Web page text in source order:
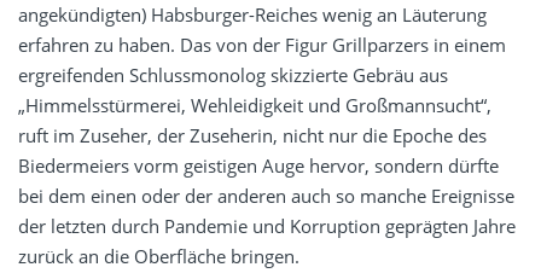
angekündigten) Habsburger-Reiches wenig an Läuterung
erfahren zu haben. Das von der Figur Grillparzers in einem
ergreifenden Schlussmonolog skizzierte Gebräu aus
„Himmelsstürmerei, Wehleidigkeit und Großmannsucht“,
ruft im Zuseher, der Zuseherin, nicht nur die Epoche des
Biedermeiers vorm geistigen Auge hervor, sondern dürfte
bei dem einen oder der anderen auch so manche Ereignisse
der letzten durch Pandemie und Korruption geprägten Jahre
zurück an die Oberfläche bringen.